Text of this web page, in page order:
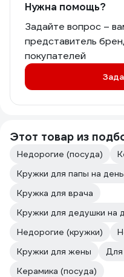
Нужна помощь?
Задайте вопрос –
представитель
покупателей
Этот товар из
Недорогие (посуда)
Кружки для папы на
Кружка для врача
Кружки для дедушки на
Недорогие (кружки)
Кружки для жены
Для
Керамика (посуда)